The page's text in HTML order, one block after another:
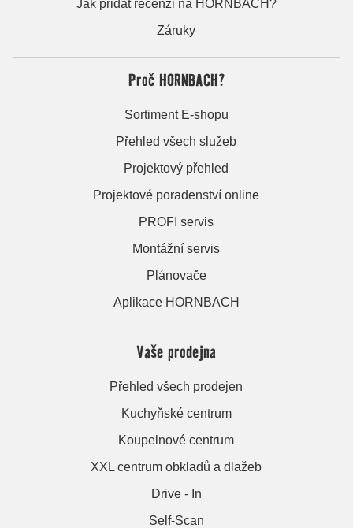
Jak přidat recenzi na HORNBACH?
Záruky
Proč HORNBACH?
Sortiment E-shopu
Přehled všech služeb
Projektový přehled
Projektové poradenství online
PROFI servis
Montážní servis
Plánovače
Aplikace HORNBACH
Vaše prodejna
Přehled všech prodejen
Kuchyňské centrum
Koupelnové centrum
XXL centrum obkladů a dlažeb
Drive - In
Self-Scan